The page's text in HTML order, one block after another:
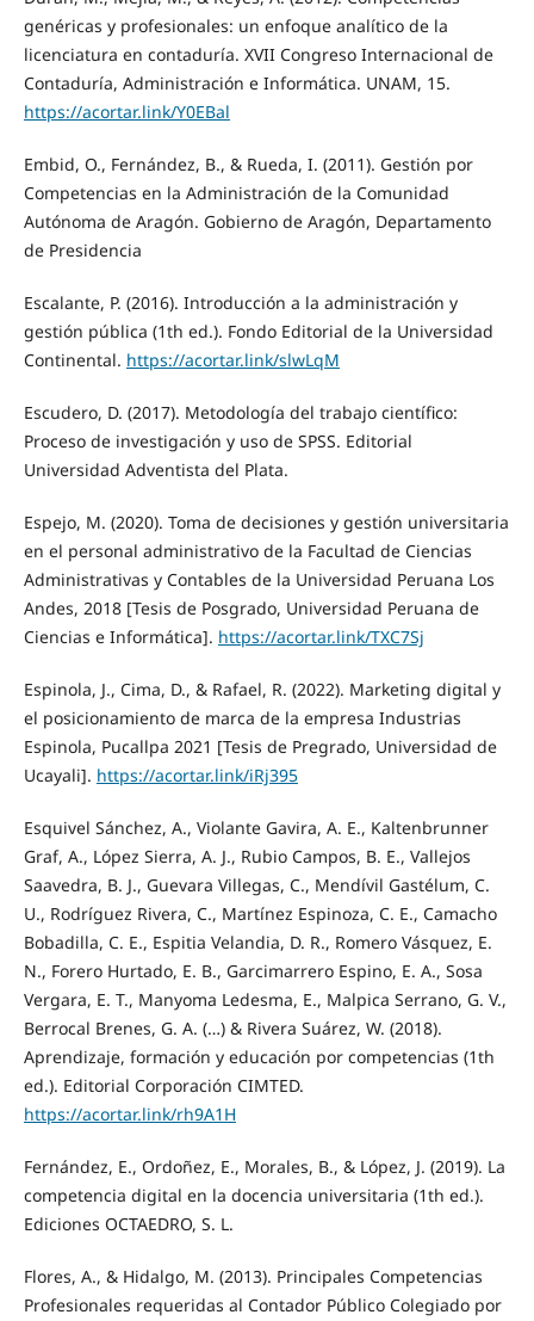
genéricas y profesionales: un enfoque analítico de la
licenciatura en contaduría. XVII Congreso Internacional de
Contaduría, Administración e Informática. UNAM, 15.
https://acortar.link/Y0EBal
Embid, O., Fernández, B., & Rueda, I. (2011). Gestión por
Competencias en la Administración de la Comunidad
Autónoma de Aragón. Gobierno de Aragón, Departamento
de Presidencia
Escalante, P. (2016). Introducción a la administración y
gestión pública (1th ed.). Fondo Editorial de la Universidad
Continental. https://acortar.link/slwLqM
Escudero, D. (2017). Metodología del trabajo científico:
Proceso de investigación y uso de SPSS. Editorial
Universidad Adventista del Plata.
Espejo, M. (2020). Toma de decisiones y gestión universitaria
en el personal administrativo de la Facultad de Ciencias
Administrativas y Contables de la Universidad Peruana Los
Andes, 2018 [Tesis de Posgrado, Universidad Peruana de
Ciencias e Informática]. https://acortar.link/TXC7Sj
Espinola, J., Cima, D., & Rafael, R. (2022). Marketing digital y
el posicionamiento de marca de la empresa Industrias
Espinola, Pucallpa 2021 [Tesis de Pregrado, Universidad de
Ucayali]. https://acortar.link/iRj395
Esquivel Sánchez, A., Violante Gavira, A. E., Kaltenbrunner
Graf, A., López Sierra, A. J., Rubio Campos, B. E., Vallejos
Saavedra, B. J., Guevara Villegas, C., Mendívil Gastélum, C.
U., Rodríguez Rivera, C., Martínez Espinoza, C. E., Camacho
Bobadilla, C. E., Espitia Velandia, D. R., Romero Vásquez, E.
N., Forero Hurtado, E. B., Garcimarrero Espino, E. A., Sosa
Vergara, E. T., Manyoma Ledesma, E., Malpica Serrano, G. V.,
Berrocal Brenes, G. A. (…) & Rivera Suárez, W. (2018).
Aprendizaje, formación y educación por competencias (1th
ed.). Editorial Corporación CIMTED.
https://acortar.link/rh9A1H
Fernández, E., Ordoñez, E., Morales, B., & López, J. (2019). La
competencia digital en la docencia universitaria (1th ed.).
Ediciones OCTAEDRO, S. L.
Flores, A., & Hidalgo, M. (2013). Principales Competencias
Profesionales requeridas al Contador Público Colegiado por